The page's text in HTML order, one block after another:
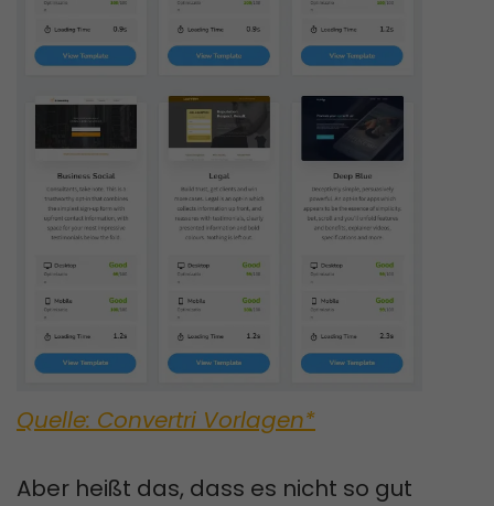
Quelle: Convertri Vorlagen*
Aber heißt das, dass es nicht so gut